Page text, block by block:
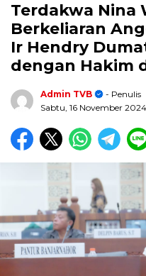
Terdakwa Nina
Berkeliaran
Ir Hendry
dengan Hakim
Admin TVB
- Penulis
Sabtu, 16 November 2024